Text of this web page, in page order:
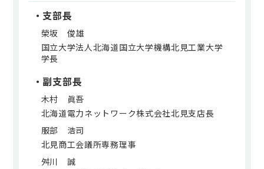
・支部長
榮坂 俊雄
国立大学法人北海道国立大学機構北見工業大学
学長
・副支部長
木村 眞吾
北海道電力ネットワーク株式会社北見支店長
服部 浩司
北見商工会議所専務理事
舛川 誠